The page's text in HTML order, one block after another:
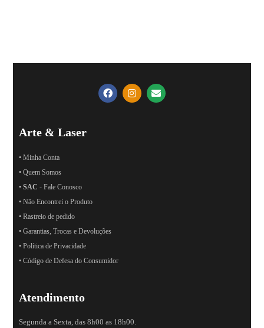
Arte & Laser
• Minha Conta
• Quem Somos
•SAC - Fale Conosco
• Não Encontrei o Produto
• Rastreio de pedido
• Garantias, Trocas e Devoluções
• Política de Privacidade
• Código de Defesa do Consumidor
Atendimento
Segunda a Sexta, das 8h00 as 18h00.